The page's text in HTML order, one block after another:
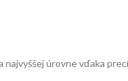
úrovne vďaka